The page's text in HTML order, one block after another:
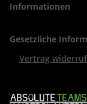
Informationen
Gesetzliche
Vertrag